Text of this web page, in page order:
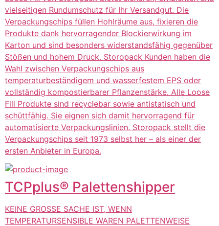
vielseitigen Rundumschutz für Ihr Versandgut. Die
Verpackungschips füllen Hohlräume aus, fixieren die
Produkte dank hervorragender Blockierwirkung im
Karton und sind besonders widerstandsfähig gegenüber
Stößen und hohem Druck. Storopack Kunden haben die
Wahl zwischen Verpackungschips aus
temperaturbeständigem und wasserfestem EPS oder
vollständig kompostierbarer Pflanzenstärke. Alle Loose
Fill Produkte sind recyclebar sowie antistatisch und
schüttfähig. Sie eignen sich damit hervorragend für
automatisierte Verpackungslinien. Storopack stellt die
Verpackungschips seit 1973 selbst her – als einer der
ersten Anbieter in Europa.
TCPplus® Palettenshipper
KEINE GROSSE SACHE IST, WENN
TEMPERATURSENSIBLE WAREN PALETTENWEISE